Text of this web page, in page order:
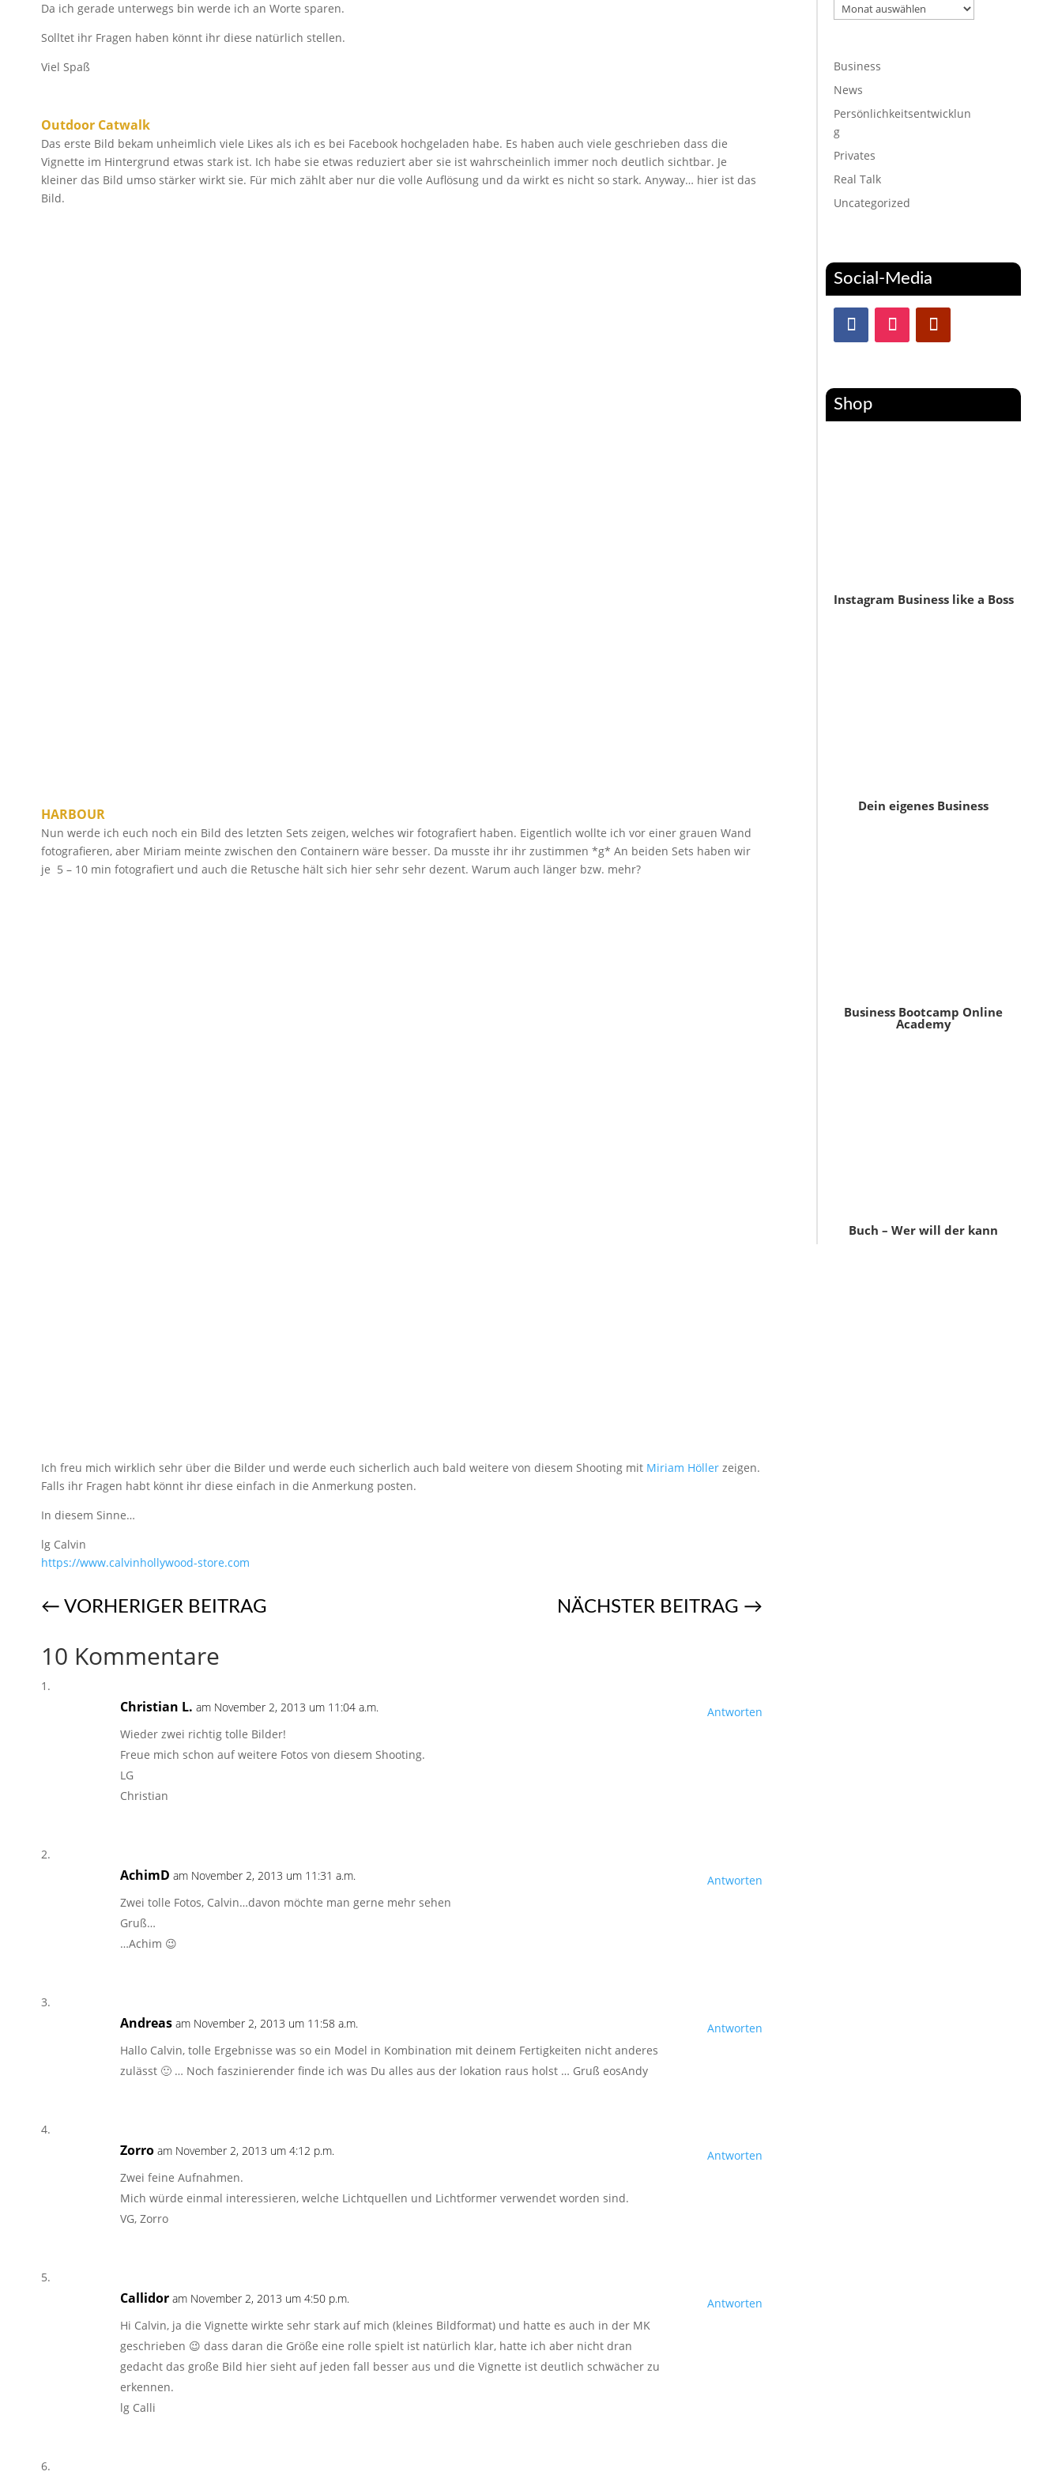
Da ich gerade unterwegs bin werde ich an Worte sparen.
Solltet ihr Fragen haben könnt ihr diese natürlich stellen.
Viel Spaß
Outdoor Catwalk
Das erste Bild bekam unheimlich viele Likes als ich es bei Facebook hochgeladen habe. Es haben auch viele geschrieben dass die
Vignette im Hintergrund etwas stark ist. Ich habe sie etwas reduziert aber sie ist wahrscheinlich immer noch deutlich sichtbar. Je
kleiner das Bild umso stärker wirkt sie. Für mich zählt aber nur die volle Auflösung und da wirkt es nicht so stark. Anyway… hier ist das
Bild.
HARBOUR
Nun werde ich euch noch ein Bild des letzten Sets zeigen, welches wir fotografiert haben. Eigentlich wollte ich vor einer grauen Wand
fotografieren, aber Miriam meinte zwischen den Containern wäre besser. Da musste ihr ihr zustimmen *g* An beiden Sets haben wir
je 5 – 10 min fotografiert und auch die Retusche hält sich hier sehr sehr dezent. Warum auch länger bzw. mehr?
Ich freu mich wirklich sehr über die Bilder und werde euch sicherlich auch bald weitere von diesem Shooting mit Miriam Höller zeigen.
Falls ihr Fragen habt könnt ihr diese einfach in die Anmerkung posten.
In diesem Sinne…
lg Calvin
https://​www.calvinhollywood-store.com
← VORHERIGER BEITRAG NÄCHSTER BEITRAG →
10 Kommentare
Christian L. am November 2, 2013 um 11:04 a.m.
Wieder zwei richtig tolle Bilder!
Freue mich schon auf weitere Fotos von diesem Shooting.
LG
Christian
Antworten
AchimD am November 2, 2013 um 11:31 a.m.
Zwei tolle Fotos, Calvin…davon möchte man gerne mehr sehen
Gruß…
…Achim 😉
Antworten
Andreas am November 2, 2013 um 11:58 a.m.
Hallo Calvin, tolle Ergebnisse was so ein Model in Kombination mit deinem Fertigkeiten nicht anderes
zulässt 🙂 … Noch faszinierender finde ich was Du alles aus der lokation raus holst … Gruß eosAndy
Antworten
Zorro am November 2, 2013 um 4:12 p.m.
Zwei feine Aufnahmen.
Mich würde einmal interessieren, welche Lichtquellen und Lichtformer verwendet worden sind.
VG, Zorro
Antworten
Callidor am November 2, 2013 um 4:50 p.m.
Hi Calvin, ja die Vignette wirkte sehr stark auf mich (kleines Bildformat) und hatte es auch in der MK
geschrieben 😉 dass daran die Größe eine rolle spielt ist natürlich klar, hatte ich aber nicht dran
gedacht das große Bild hier sieht auf jeden fall besser aus und die Vignette ist deutlich schwächer zu
erkennen.
lg Calli
Antworten
Archiv
Business
News
Persönlichkeitsentwicklun
g
Privates
Real Talk
Uncategorized
Social-Media
Shop
Instagram Business like a Boss
Dein eigenes Business
Business Bootcamp Online
Academy
Buch – Wer will der kann